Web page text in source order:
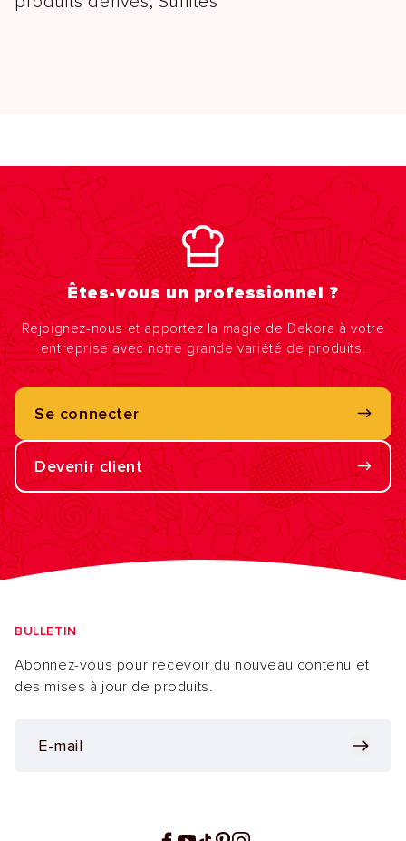
Êtes-vous un professionnel ?
Rejoignez-nous et apportez la magie de Dekora à votre
entreprise avec notre grande variété de produits.
Se connecter
Devenir client
BULLETIN
Abonnez-vous pour recevoir du nouveau contenu et
des mises à jour de produits.